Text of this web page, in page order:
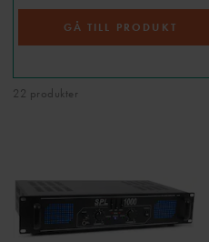
GÅ TILL PRODUKT
22 produkter